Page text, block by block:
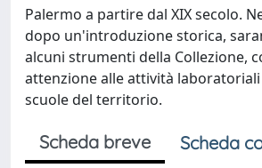
Palermo a partire dal XIX secolo.
dopo un'introduzione storica,
alcuni strumenti della Collezione,
attenzione alle attività
scuole del territorio.
Scheda breve
Scheda